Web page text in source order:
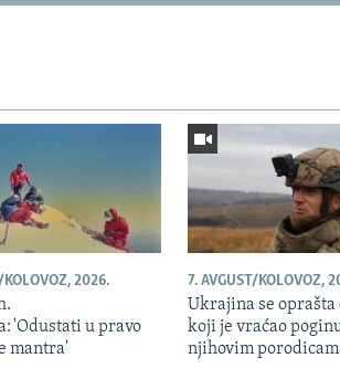
KOLOVOZ, 2026.
'Odustati u pravo
mantra'
7. AVGUST/KOLOVOZ,
Ukrajina se oprašta
koji je vraćao
njihovim